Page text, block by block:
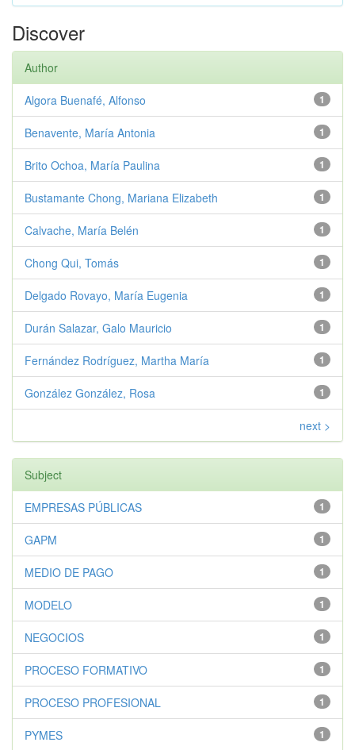
Discover
Author
1
Algora Buenafé, Alfonso
1
Benavente, María Antonia
1
Brito Ochoa, María Paulina
1
Bustamante Chong, Mariana Elizabeth
1
Calvache, María Belén
1
Chong Qui, Tomás
1
Delgado Rovayo, María Eugenia
1
Durán Salazar, Galo Mauricio
1
Fernández Rodríguez, Martha María
1
González González, Rosa
next >
Subject
1
EMPRESAS PÚBLICAS
1
GAPM
1
MEDIO DE PAGO
1
MODELO
1
NEGOCIOS
1
PROCESO FORMATIVO
1
PROCESO PROFESIONAL
1
PYMES